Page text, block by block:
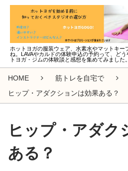
ホットヨガの服装ウェア、水素水やマットキ
ね。LAVAやカルドの体験申込の予約って、ど
トヨガ・ジムの体験談と感想を集めてみました。
HOME
筋トレを自宅で
ヒップ・アダクションは効果ある？
ヒップ・アダク
ある？